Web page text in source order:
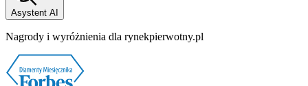
Asystent AI
Nagrody i wyróżnienia dla rynekpierwotny.pl